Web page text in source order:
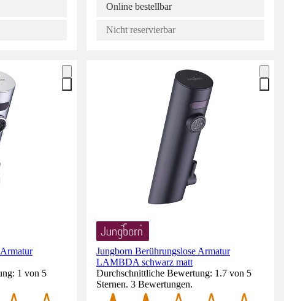
Online bestellbar
Nicht reservierbar
1 von 5
Jungborn Berührungslose Armatur
LAMBDA schwarz matt
Durchschnittliche Bewertung: 1.7 von 5
Sternen. 3 Bewertungen.